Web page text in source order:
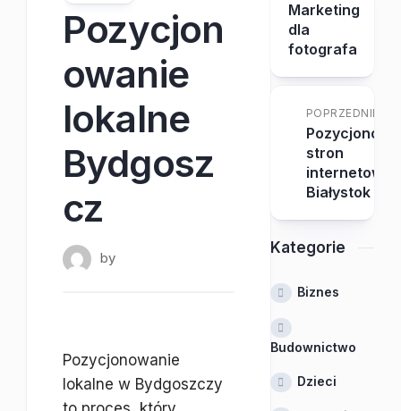
Pozycjon
owanie
lokalne
Bydgosz
cz
by
Pozycjonowanie
lokalne w Bydgoszczy
Marketing
dla
fotografa
POPRZEDNIE
stron
Białystok
Kategorie
Biznes
Budownictwo
Dzieci